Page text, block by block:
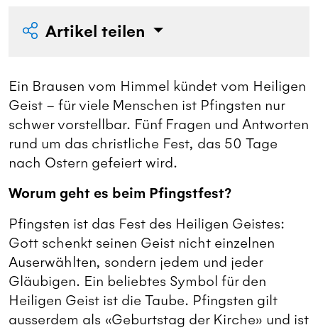
Artikel teilen
Ein Brausen vom Himmel kündet vom Heiligen
Geist – für viele Menschen ist Pfingsten nur
schwer vorstellbar. Fünf Fragen und Antworten
rund um das christliche Fest, das 50 Tage
nach Ostern gefeiert wird.
Worum geht es beim Pfingstfest?
Pfingsten ist das Fest des Heiligen Geistes:
Gott schenkt seinen Geist nicht einzelnen
Auserwählten, sondern jedem und jeder
Gläubigen. Ein beliebtes Symbol für den
Heiligen Geist ist die Taube. Pfingsten gilt
ausserdem als «Geburtstag der Kirche» und ist